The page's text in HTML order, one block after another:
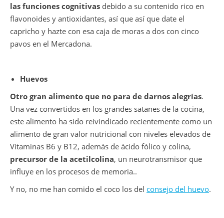
las funciones cognitivas debido a su contenido rico en
flavonoides y antioxidantes, así que así que date el
capricho y hazte con esa caja de moras a dos con cinco
pavos en el Mercadona.
Huevos
Otro gran alimento que no para de darnos alegrías.
Una vez convertidos en los grandes satanes de la cocina,
este alimento ha sido reivindicado recientemente como un
alimento de gran valor nutricional con niveles elevados de
Vitaminas B6 y B12, además de ácido fólico y colina,
precursor de la acetilcolina, un neurotransmisor que
influye en los procesos de memoria..
Y no, no me han comido el coco los del consejo del huevo.